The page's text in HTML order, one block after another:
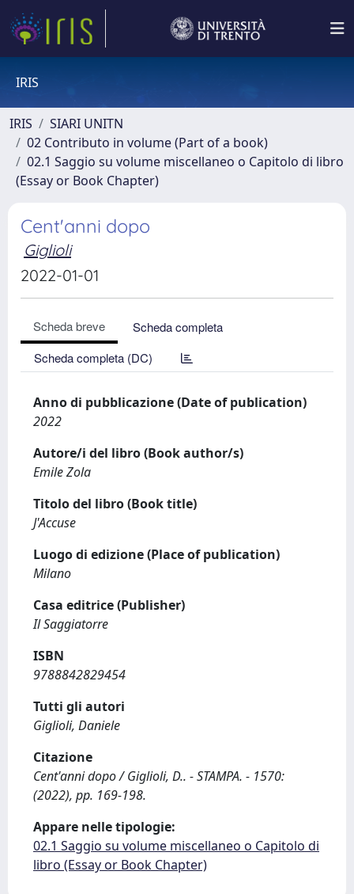
IRIS
IRIS
SIARI UNITN
02 Contributo in volume (Part of a book)
02.1 Saggio su volume miscellaneo o Capitolo di libro
(Essay or Book Chapter)
Cent'anni dopo
Giglioli
2022-01-01
Scheda breve
Scheda completa
Scheda completa (DC)
Anno di pubblicazione (Date of publication)
2022
Autore/i del libro (Book author/s)
Emile Zola
Titolo del libro (Book title)
J'Accuse
Luogo di edizione (Place of publication)
Milano
Casa editrice (Publisher)
Il Saggiatorre
ISBN
9788842829454
Tutti gli autori
Giglioli, Daniele
Citazione
Cent'anni dopo / Giglioli, D.. - STAMPA. - 1570:
(2022), pp. 169-198.
Appare nelle tipologie:
02.1 Saggio su volume miscellaneo o Capitolo di
libro (Essay or Book Chapter)